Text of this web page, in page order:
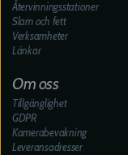
Återvinningsstationer
Slam och fett
Verksamheter
Länkar
Om oss
Tillgänglighet
GDPR
Kamerabevakning
Leveransadresser